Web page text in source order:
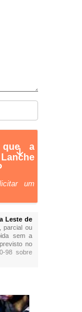
que a
um
Leste de
parcial ou
sem a
no
98 sobre